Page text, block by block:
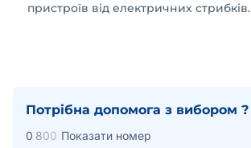
пристроїв від електричних стрибків.
Потрібна допомога з вибором ?
0 800 Показати номер